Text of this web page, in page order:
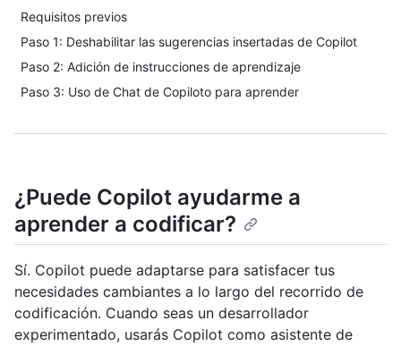
Requisitos previos
Paso 1: Deshabilitar las sugerencias insertadas de Copilot
Paso 2: Adición de instrucciones de aprendizaje
Paso 3: Uso de Chat de Copiloto para aprender
¿Puede Copilot ayudarme a
aprender a codificar?
Sí. Copilot puede adaptarse para satisfacer tus
necesidades cambiantes a lo largo del recorrido de
codificación. Cuando seas un desarrollador
experimentado, usarás Copilot como asistente de